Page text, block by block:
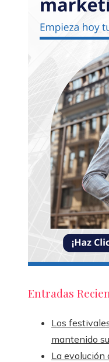
Entradas
Los
mantenido
La evolución